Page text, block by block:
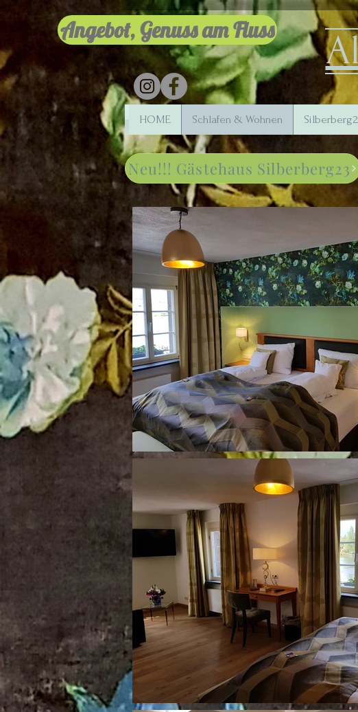
Angebot, Genuss am Fluss
HOME Schlafen & Wohnen
Neu!!! Gästehaus Silberberg23